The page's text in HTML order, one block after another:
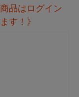
品はログイン
す！》